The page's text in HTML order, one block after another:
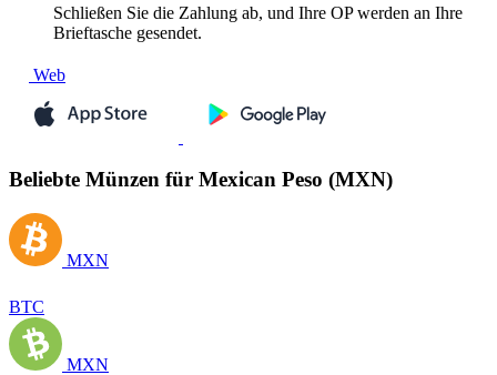
Schließen Sie die Zahlung ab, und Ihre OP werden an Ihre
Brieftasche gesendet.
Web
Beliebte Münzen für Mexican Peso (MXN)
MXN
BTC
MXN